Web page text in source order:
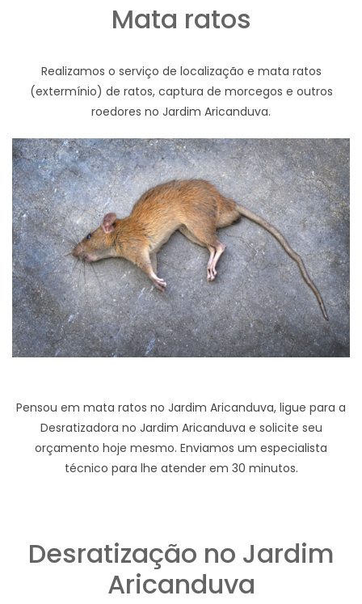
Mata ratos
Realizamos o serviço de localização e mata ratos
(extermínio) de ratos, captura de morcegos e outros
roedores no Jardim Aricanduva.
Pensou em mata ratos no Jardim Aricanduva, ligue para a
Desratizadora no Jardim Aricanduva e solicite seu
orçamento hoje mesmo. Enviamos um especialista
técnico para lhe atender em 30 minutos.
Desratização no Jardim
Aricanduva